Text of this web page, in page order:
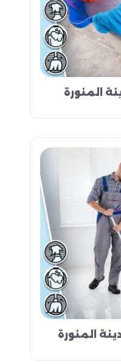
المنورة
المنورة